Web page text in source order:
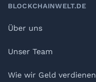
BLOCKCHAINWELT.DE
Über uns
Unser Team
Wie wir Geld verdienen